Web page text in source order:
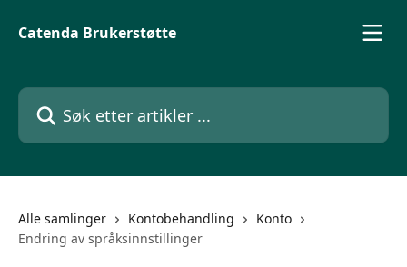
Catenda Brukerstøtte
Søk etter artikler ...
Alle samlinger Kontobehandling
Konto
Endring av språksinnstillinger